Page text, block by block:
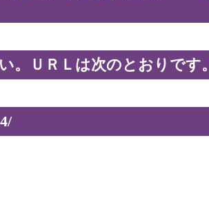
。ＵＲＬは次のとおりです。